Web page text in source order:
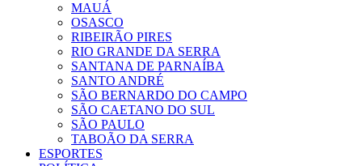
MAUÁ
OSASCO
RIBEIRÃO PIRES
RIO GRANDE DA SERRA
SANTANA DE PARNAÍBA
SANTO ANDRÉ
SÃO BERNARDO DO CAMPO
SÃO CAETANO DO SUL
SÃO PAULO
TABOÃO DA SERRA
ESPORTES